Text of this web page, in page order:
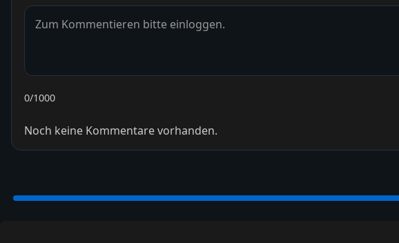
0/1000
Noch keine Kommentare vorhanden.